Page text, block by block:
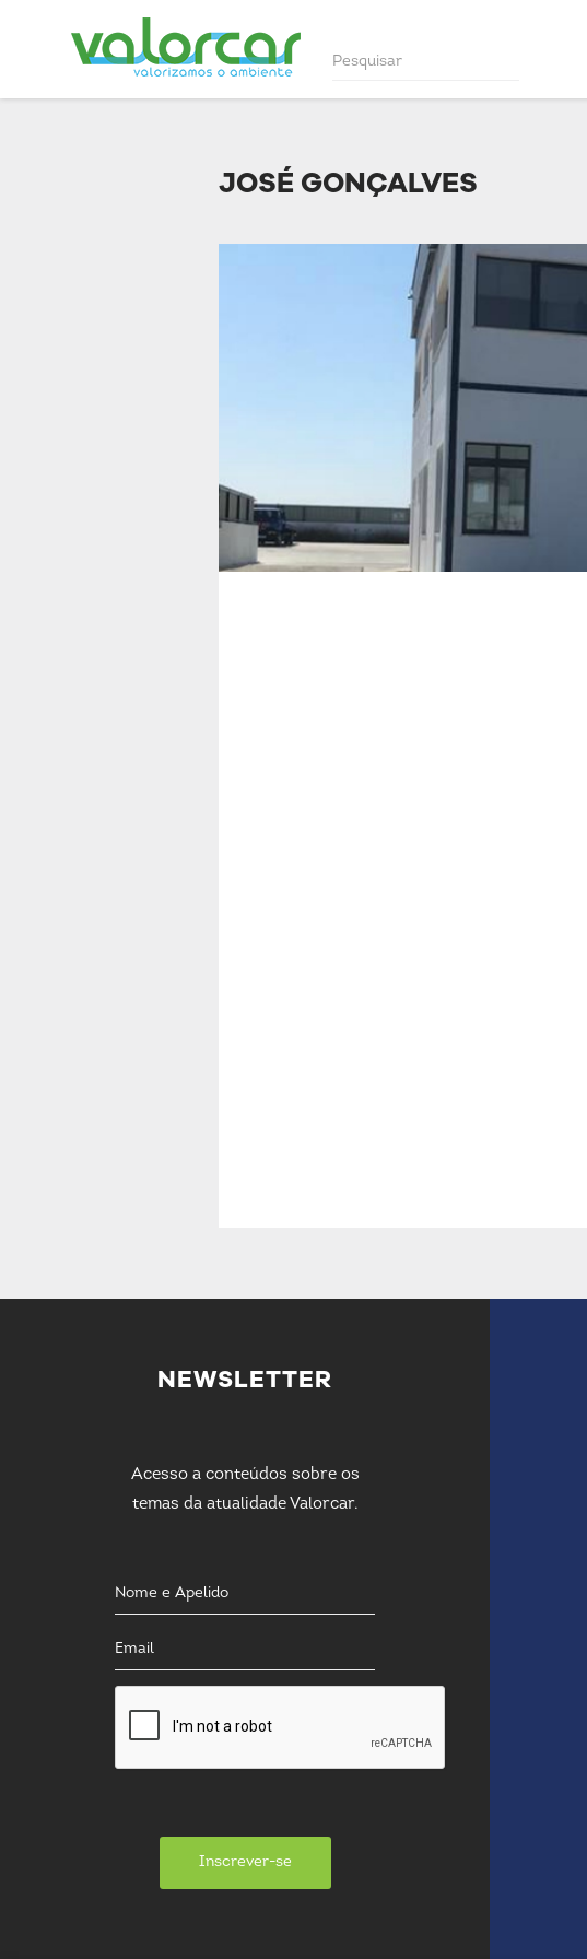
JOSÉ GONÇALVES
NEWSLETTER
Acesso a conteúdos sobre os
temas da atualidade Valorcar.
Inscrever-se